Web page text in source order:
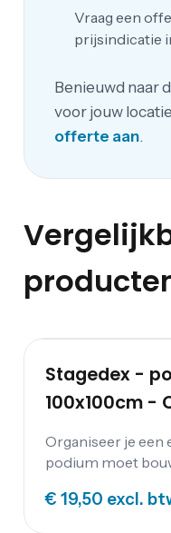
Vraag een
prijsindicatie
Benieuwd naar
voor jouw
offerte aan.
Stagedex -
100x100cm -
Organiseer je een
podium moet
en verhoogde
€ 19,50 excl.